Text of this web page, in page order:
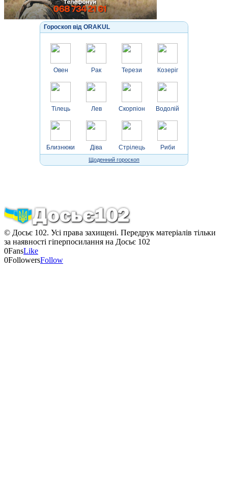
Гороскоп від ORAKUL
Овен
Тілець
Близнюки
Рак
Лев
Діва
Терези
Скорпіон
Стрілець
Козеріг
Водолій
Риби
Щоденний гороскоп
© Досьє 102. Усі права захищені. Передрук матеріалів тільки
за наявності гіперпосилання на Досьє 102
0FansLike
0FollowersFollow